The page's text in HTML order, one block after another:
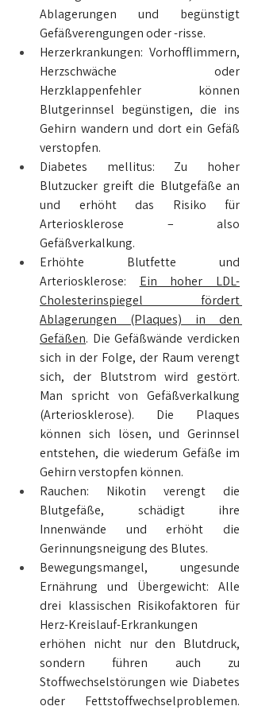
Ablagerungen und begünstigt
Gefäßverengungen oder -risse.
Herzerkrankungen: Vorhofflimmern,
Herzschwäche oder
Herzklappenfehler können
Blutgerinnsel begünstigen, die ins
Gehirn wandern und dort ein Gefäß
verstopfen.
Diabetes mellitus: Zu hoher
Blutzucker greift die Blutgefäße an
und erhöht das Risiko für
Arteriosklerose – also
Gefäßverkalkung.
Erhöhte Blutfette und
Arteriosklerose: Ein hoher LDL-
Cholesterinspiegel fördert
Ablagerungen (Plaques) in den
Gefäßen. Die Gefäßwände verdicken
sich in der Folge, der Raum verengt
sich, der Blutstrom wird gestört.
Man spricht von Gefäßverkalkung
(Arteriosklerose). Die Plaques
können sich lösen, und Gerinnsel
entstehen, die wiederum Gefäße im
Gehirn verstopfen können.
Rauchen: Nikotin verengt die
Blutgefäße, schädigt ihre
Innenwände und erhöht die
Gerinnungsneigung des Blutes.
Bewegungsmangel, ungesunde
Ernährung und Übergewicht: Alle
drei klassischen Risikofaktoren für
Herz-Kreislauf-Erkrankungen
erhöhen nicht nur den Blutdruck,
sondern führen auch zu
Stoffwechselstörungen wie Diabetes
oder Fettstoffwechselproblemen.